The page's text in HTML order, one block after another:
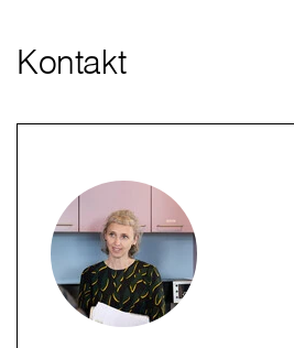
Kontakt